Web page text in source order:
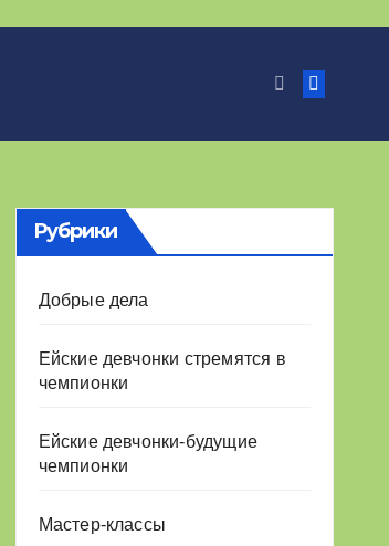
Рубрики
Добрые дела
Ейские девчонки стремятся в
чемпионки
Ейские девчонки-будущие
чемпионки
Мастер-классы